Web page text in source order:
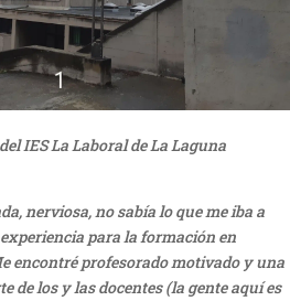
IES La Laboral de La Laguna
nerviosa, no sabía lo que me iba a
para la formación en
encontré profesorado motivado y una
de los y las docentes (la gente aquí es